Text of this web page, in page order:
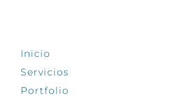
Inicio
Servicios
Portfolio